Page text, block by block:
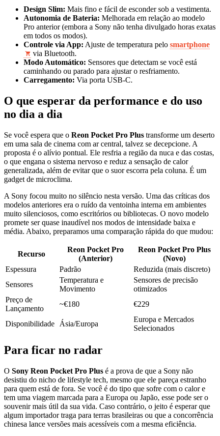
Design Slim: Mais fino e fácil de esconder sob a vestimenta.
Autonomia de Bateria: Melhorada em relação ao modelo
Pro anterior (embora a Sony não tenha divulgado horas exatas
em todos os modos).
Controle via App: Ajuste de temperatura pelo smartphone
via Bluetooth.
Modo Automático: Sensores que detectam se você está
caminhando ou parado para ajustar o resfriamento.
Carregamento: Via porta USB-C.
O que esperar da performance e do uso
no dia a dia
Se você espera que o Reon Pocket Pro Plus transforme um deserto
em uma sala de cinema com ar central, talvez se decepcione. A
proposta é o alívio pontual. Ele resfria a região da nuca e das costas,
o que engana o sistema nervoso e reduz a sensação de calor
generalizada, além de evitar que o suor escorra pela coluna. É um
gadget de microclima.
A Sony focou muito no silêncio nesta versão. Uma das críticas dos
modelos anteriores era o ruído da ventoinha interna em ambientes
muito silenciosos, como escritórios ou bibliotecas. O novo modelo
promete ser quase inaudível nos modos de intensidade baixa e
média. Abaixo, preparamos uma comparação rápida do que mudou:
Recurso
Reon Pocket Pro
(Anterior)
Reon Pocket Pro Plus
(Novo)
Espessura
Padrão
Reduzida (mais discreto)
Sensores
Temperatura e
Movimento
Sensores de precisão
otimizados
Preço de
Lançamento
~€180 €229
Disponibilidade Ásia/Europa
Europa e Mercados
Selecionados
Para ficar no radar
O Sony Reon Pocket Pro Plus é a prova de que a Sony não
desistiu do nicho de lifestyle tech, mesmo que ele pareça estranho
para quem está de fora. Se você é do tipo que sofre com o calor e
tem uma viagem marcada para a Europa ou Japão, esse pode ser o
souvenir mais útil da sua vida. Caso contrário, o jeito é esperar que
algum importador traga para terras brasileiras ou que a concorrência
chinesa lance versões mais acessíveis com a mesma eficiência.